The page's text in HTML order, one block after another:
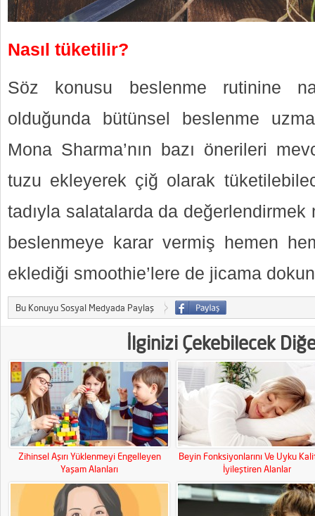
Nasıl tüketilir?
Söz konusu beslenme rutinine
olduğunda bütünsel beslenme
Mona Sharma’nın bazı önerileri
tuzu ekleyerek çiğ olarak
tadıyla salatalarda da değerlendirmek
beslenmeye karar vermiş hemen
eklediği smoothie’lere de jicama
Bu Konuyu Sosyal Medyada Paylaş
İlginizi Çekebilecek
Zihinsel Aşırı Yüklenmeyi Engelleyen
Yaşam Alanları
Beyin Fonksiyonlarını Ve Uyku
İyileştiren Alanlar